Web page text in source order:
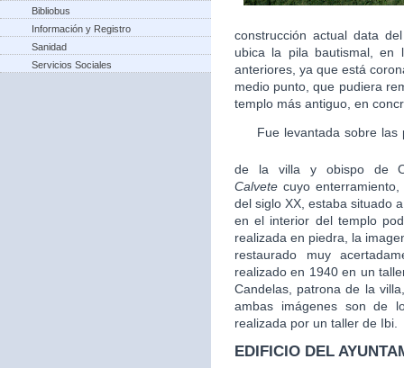
Bibliobus
Información y Registro
Sanidad
Servicios Sociales
construcción actual data
ubica la pila bautismal,
anteriores, ya que está
medio punto, que pudiera
templo más antiguo, en
Fue levantada sobre las
de la villa y obispo de
Calvete cuyo
del siglo XX, estaba situado
en el interior del templo
realizada en piedra, la
restaurado muy
realizado en 1940 en un
Candelas, patrona de la
ambas imágenes son de
realizada por un taller de Ibi.
EDIFICIO DEL